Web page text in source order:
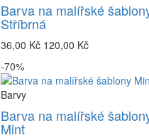
Barva na malířské
Stříbrná
36,00 Kč 120,00 Kč
-70%
Barvy
Barva na malířské
Mint